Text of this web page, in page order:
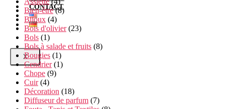
CONTACT
X
Bien-être (8)
Bijoux (4)
Bois d'olivier (23)
Bols (1)
Bols à salade et fruits (8)
Bougies (1)
Cendrier (1)
Chope (9)
Cuir (4)
Décoration (18)
Diffuseur de parfum (7)